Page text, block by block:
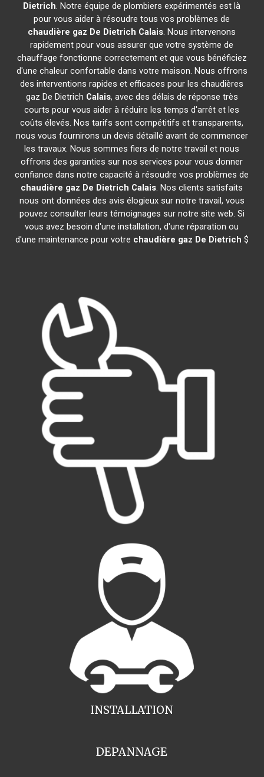
Dietrich. Notre équipe de plombiers expérimentés est là
pour vous aider à résoudre tous vos problèmes de
chaudière gaz De Dietrich Calais. Nous intervenons
rapidement pour vous assurer que votre système de
chauffage fonctionne correctement et que vous bénéficiez
d'une chaleur confortable dans votre maison. Nous offrons
des interventions rapides et efficaces pour les chaudières
gaz De Dietrich Calais, avec des délais de réponse très
courts pour vous aider à réduire les temps d'arrêt et les
coûts élevés. Nos tarifs sont compétitifs et transparents,
nous vous fournirons un devis détaillé avant de commencer
les travaux. Nous sommes fiers de notre travail et nous
offrons des garanties sur nos services pour vous donner
confiance dans notre capacité à résoudre vos problèmes de
chaudière gaz De Dietrich Calais. Nos clients satisfaits
nous ont données des avis élogieux sur notre travail, vous
pouvez consulter leurs témoignages sur notre site web. Si
vous avez besoin d'une installation, d'une réparation ou
d'une maintenance pour votre chaudière gaz De Dietrich $
INSTALLATION
DEPANNAGE